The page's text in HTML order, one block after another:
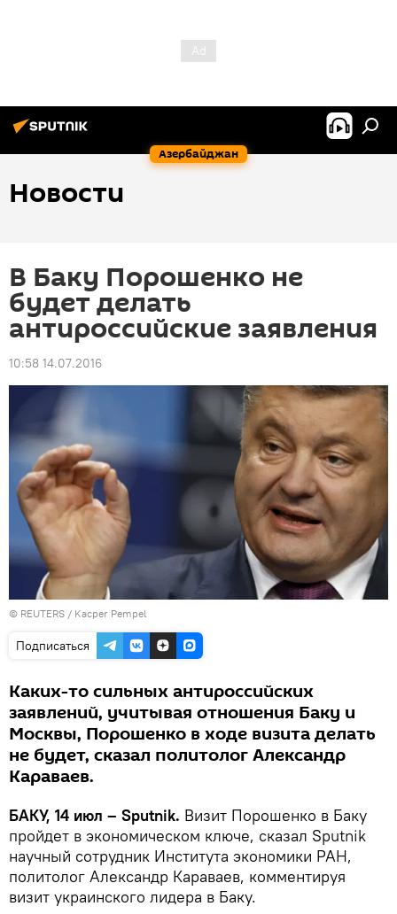
Азербайджан
Новости
В Баку Порошенко не
будет делать
антироссийские заявления
10:58 14.07.2016
© REUTERS / Kacper Pempel
Подписаться
Каких-то сильных антироссийских
заявлений, учитывая отношения Баку и
Москвы, Порошенко в ходе визита делать
не будет, сказал политолог Александр
Караваев.
БАКУ, 14 июл – Sputnik. Визит Порошенко в Баку
пройдет в экономическом ключе, сказал Sputnik
научный сотрудник Института экономики РАН,
политолог Александр Караваев, комментируя
визит украинского лидера в Баку.